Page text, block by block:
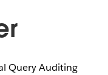
Query Auditing